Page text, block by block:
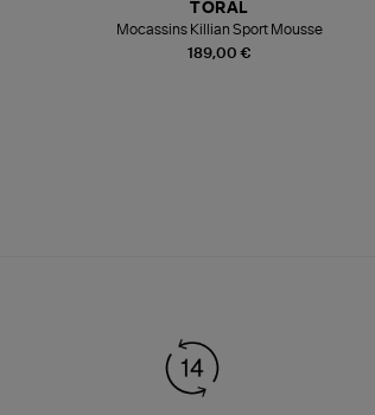
189,00 €
TORAL
Mocassins Killian Sport Mousse